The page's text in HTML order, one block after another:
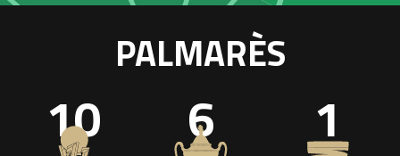
PALMARÈS
10 6 1